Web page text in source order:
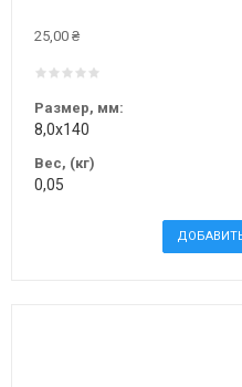
25,00 ₴
Размер, мм:
8,0х140
Вес, (кг)
0,05